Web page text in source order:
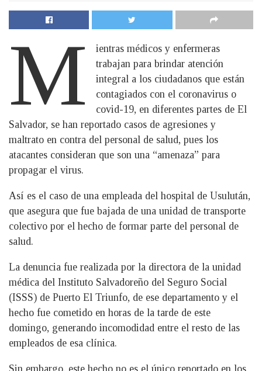
M
ientras médicos y enfermeras
trabajan para brindar atención
integral a los ciudadanos que están
contagiados con el coronavirus o
covid-19, en diferentes partes de El
Salvador, se han reportado casos de agresiones y
maltrato en contra del personal de salud, pues los
atacantes consideran que son una “amenaza” para
propagar el virus.
Así es el caso de una empleada del hospital de Usulután,
que asegura que fue bajada de una unidad de transporte
colectivo por el hecho de formar parte del personal de
salud.
La denuncia fue realizada por la directora de la unidad
médica del Instituto Salvadoreño del Seguro Social
(ISSS) de Puerto El Triunfo, de ese departamento y el
hecho fue cometido en horas de la tarde de este
domingo, generando incomodidad entre el resto de las
empleados de esa clínica.
Sin embargo, este hecho no es el único reportado en los